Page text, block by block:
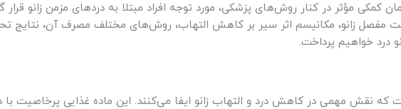
مؤثر در کنار روش‌های پزشکی، مورد توجه افراد مبتلا به دردهای مزمن زانو قرار
مفصل زانو، مکانیسم اثر سیر بر کاهش التهاب، روش‌های مختلف مصرف آن، نتایج
درد خواهیم پرداخت.
نقش مهمی در کاهش درد و التهاب زانو ایفا می‌کنند. این ماده غذایی پرخاصیت با